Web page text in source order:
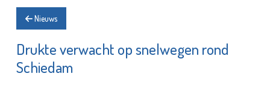
Nieuws
Drukte verwacht op snelwegen rond
Schiedam